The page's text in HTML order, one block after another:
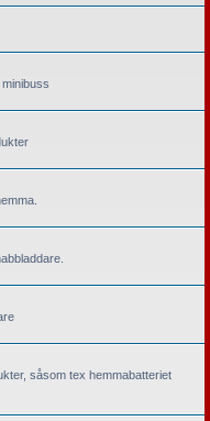
såsom tex hemmabatteriet